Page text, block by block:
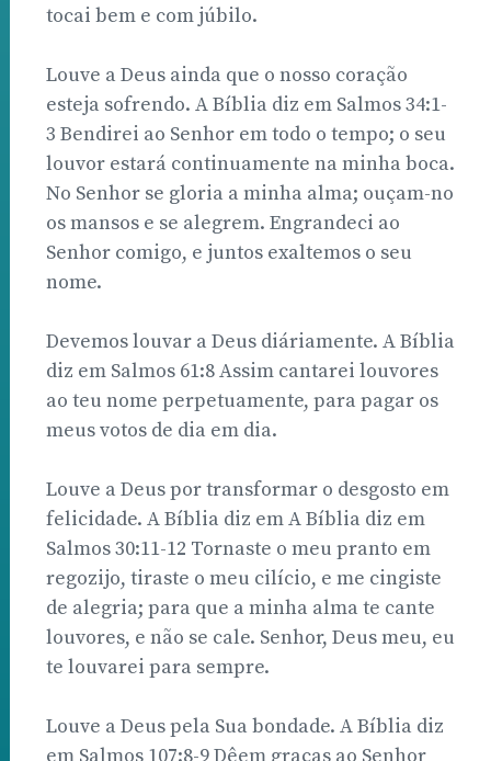
tocai bem e com júbilo.
Louve a Deus ainda que o nosso coração
esteja sofrendo. A Bíblia diz em Salmos 34:1-
3 Bendirei ao Senhor em todo o tempo; o seu
louvor estará continuamente na minha boca.
No Senhor se gloria a minha alma; ouçam-no
os mansos e se alegrem. Engrandeci ao
Senhor comigo, e juntos exaltemos o seu
nome.
Devemos louvar a Deus diáriamente. A Bíblia
diz em Salmos 61:8 Assim cantarei louvores
ao teu nome perpetuamente, para pagar os
meus votos de dia em dia.
Louve a Deus por transformar o desgosto em
felicidade. A Bíblia diz em A Bíblia diz em
Salmos 30:11-12 Tornaste o meu pranto em
regozijo, tiraste o meu cilício, e me cingiste
de alegria; para que a minha alma te cante
louvores, e não se cale. Senhor, Deus meu, eu
te louvarei para sempre.
Louve a Deus pela Sua bondade. A Bíblia diz